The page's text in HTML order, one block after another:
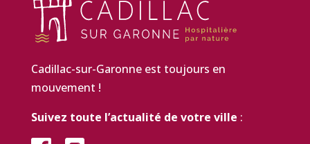
Cadillac-sur-Garonne est toujours en
mouvement !
Suivez toute l’actualité de votre ville :